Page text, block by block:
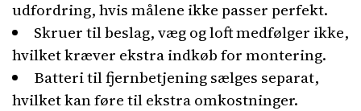
udfordring, hvis målene ikke passer perfekt.
Skruer til beslag, væg og loft medfølger ikke,
hvilket kræver ekstra indkøb for montering.
Batteri til fjernbetjening sælges separat,
hvilket kan føre til ekstra omkostninger.